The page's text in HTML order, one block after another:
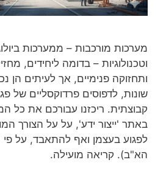
מערכות מורכבות – ממערכות
וטכנולוגיות – בדומה ליחידים,
ותחזוקה פנימיים, אך לעיתים הן
שונות, לדפוסים פרדוקסליים של
קבוצתית. ריכזנו עבורכם את כל
באתר 'ייצור ידע', על על הצורך
לפגוע בעצמן ואף להתאבד, על
הא"ב). קריאה מועילה.